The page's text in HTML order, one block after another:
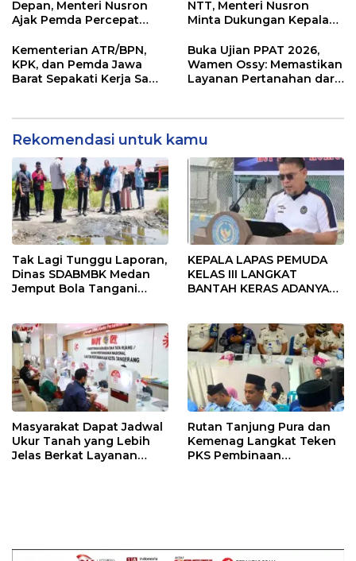
Depan, Menteri Nusron
Ajak Pemda Percepat
Ibadah di NTT
NTT, Menteri Nusron
Minta Dukungan Kepala
Transformasi Layanan
Pertanahan
Kementerian ATR/BPN,
KPK, dan Pemda Jawa
Barat Sepakati Kerja Sama
Ekonomi Daerah
Buka Ujian PPAT 2026,
Wamen Ossy: Memastikan
Layanan Pertanahan dari
Berintegritas
Rekomendasi untuk kamu
Tak Lagi Tunggu Laporan,
Dinas SDABMBK Medan
Jemput Bola Tangani
KEPALA LAPAS PEMUDA
KELAS III LANGKAT
BANTAH KERAS ADANYA
TENTANG SINDIKAT
PENIPU PENJUALAN EMAS
Masyarakat Dapat Jadwal
Ukur Tanah yang Lebih
Jelas Berkat Layanan
Rutan Tanjung Pura dan
Kemenag Langkat Teken
PKS Pembinaan